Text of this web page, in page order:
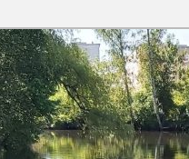
Yorckgebiet